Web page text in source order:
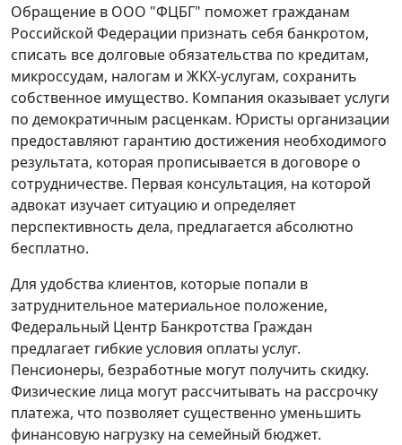
Обращение в ООО "ФЦБГ" поможет гражданам
Российской Федерации признать себя банкротом,
списать все долговые обязательства по кредитам,
микроссудам, налогам и ЖКХ-услугам, сохранить
собственное имущество. Компания оказывает услуги
по демократичным расценкам. Юристы организации
предоставляют гарантию достижения необходимого
результата, которая прописывается в договоре о
сотрудничестве. Первая консультация, на которой
адвокат изучает ситуацию и определяет
перспективность дела, предлагается абсолютно
бесплатно.
Для удобства клиентов, которые попали в
затруднительное материальное положение,
Федеральный Центр Банкротства Граждан
предлагает гибкие условия оплаты услуг.
Пенсионеры, безработные могут получить скидку.
Физические лица могут рассчитывать на рассрочку
платежа, что позволяет существенно уменьшить
финансовую нагрузку на семейный бюджет.